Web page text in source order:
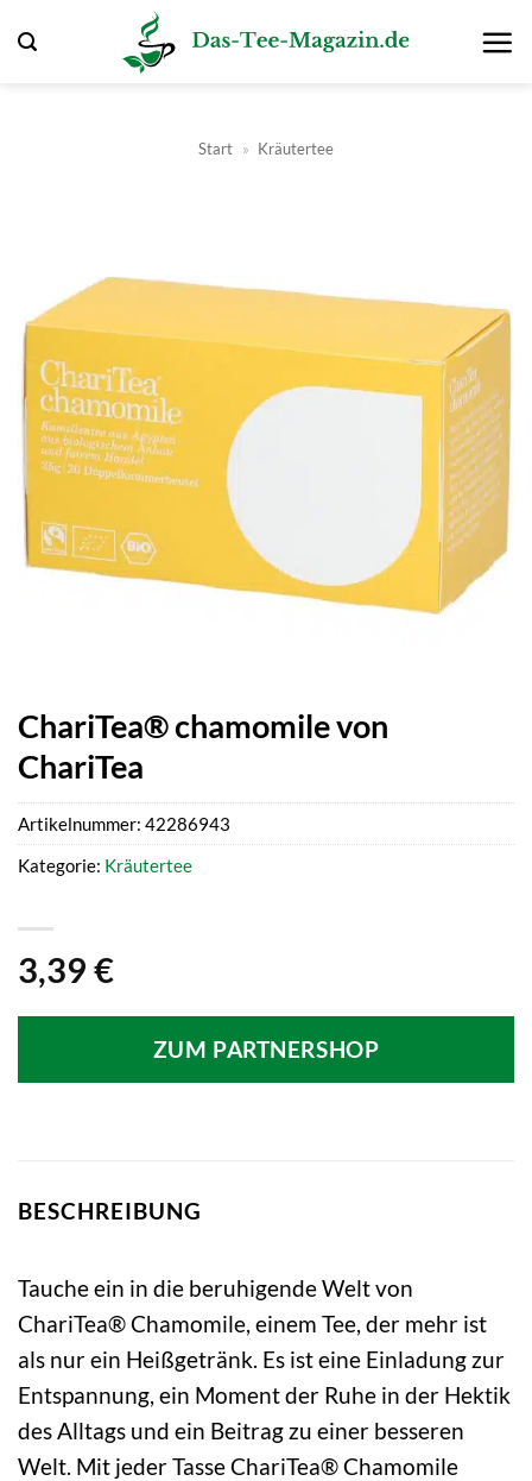
Inhalt
Start » Kräutertee
ChariTea® chamomile von
ChariTea
3,39 €
ZUM PARTNERSHOP
Artikelnummer: 42286943
Kategorie: Kräutertee
BESCHREIBUNG
Tauche ein in die beruhigende Welt von
ChariTea® Chamomile, einem Tee, der mehr ist
als nur ein Heißgetränk. Es ist eine Einladung zur
Entspannung, ein Moment der Ruhe in der Hektik
des Alltags und ein Beitrag zu einer besseren
Welt. Mit jeder Tasse ChariTea® Chamomile